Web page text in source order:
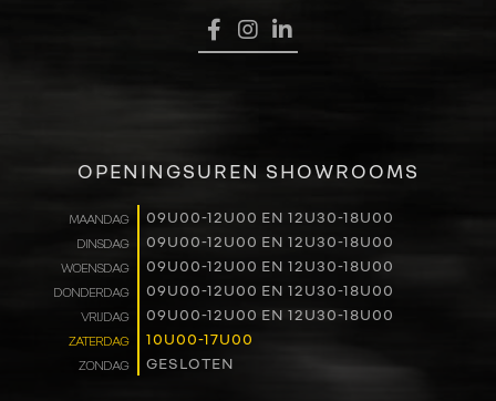
RENAULT PRO+
NAVERKOOP
VERHUUR
NIEUWS
OPENINGSUREN SHOWROOMS
MAANDAG 09U00-12U00 EN 12U30-18U00
DINSDAG 09U00-12U00 EN 12U30-18U00
WOENSDAG 09U00-12U00 EN 12U30-18U00
DONDERDAG 09U00-12U00 EN 12U30-18U00
VRIJDAG 09U00-12U00 EN 12U30-18U00
ZATERDAG 10U00-17U00
ZONDAG GESLOTEN